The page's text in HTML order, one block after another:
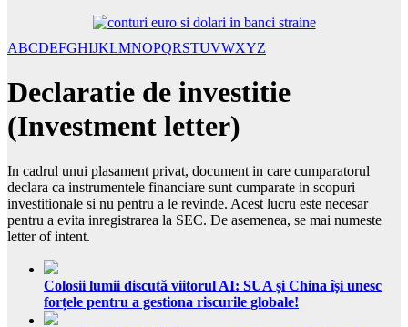
ABCDEFGHIJKLMNOPQRSTUVWXYZ
Declaratie de investitie
(Investment letter)
In cadrul unui plasament privat, document in care cumparatorul
declara ca instrumentele financiare sunt cumparate in scopuri
investitionale si nu pentru a le revinde. Acest lucru este necesar
pentru a evita inregistrarea la SEC. De asemenea, se mai numeste
letter of intent.
Colosii lumii discută viitorul AI: SUA și China își unesc
forțele pentru a gestiona riscurile globale!